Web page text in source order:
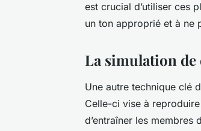
est crucial d’utiliser ces
un ton approprié et à ne
La simulation
Une autre technique clé
Celle-ci vise à
d’entraîner les membres